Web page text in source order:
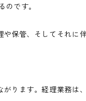
のです。
保管、そしてそれに
ります。経理業務は